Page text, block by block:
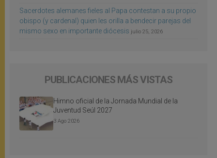
Sacerdotes alemanes fieles al Papa contestan a su propio
obispo (y cardenal) quien les orilla a bendecir parejas del
mismo sexo en importante diócesis julio 25, 2026
PUBLICACIONES MÁS VISTAS
Himno oficial de la Jornada Mundial de la
Juventud Seúl 2027
3 Ago 2026